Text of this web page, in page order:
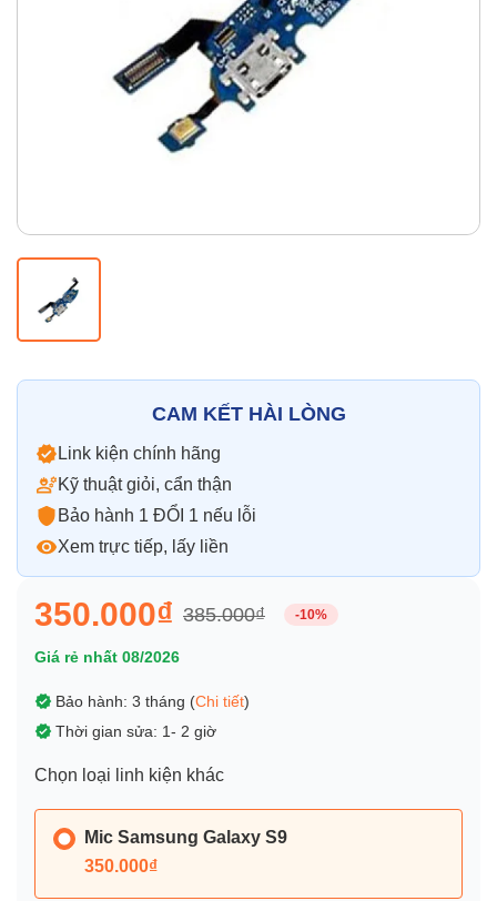
Thay pin
Pin iPhone Pin Samsumg
Pin Realme
Thay vỏ
CAM KẾT HÀI LÒNG
Link kiện chính hãng
Kỹ thuật giỏi, cẩn thận
Bảo hành 1 ĐỔI 1 nếu lỗi
Xem trực tiếp, lấy liền
350.000₫ 385.000₫ -10%
Giá rẻ nhất 08/2026
Bảo hành: 3 tháng (Chi tiết)
Thời gian sửa: 1- 2 giờ
Chọn loại linh kiện khác
Mic Samsung Galaxy S9
350.000₫